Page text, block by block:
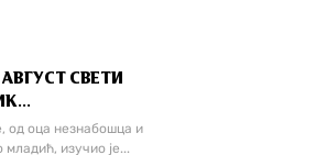
СВЕТИ
од оца незнабошца и
изучио је...